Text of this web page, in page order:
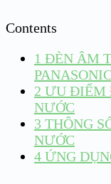
Contents
1 ĐÈN ÂM
2 ƯU ĐIỂM
NƯỚC
3 THÔNG
NƯỚC
4 ỨNG